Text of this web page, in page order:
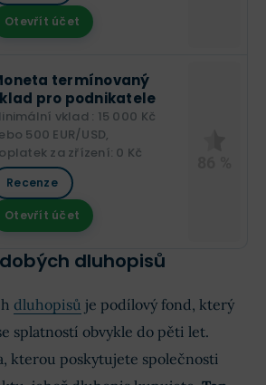
Otevřít účet
termínovaný
pro podnikatele
vklad : 15 000 Kč
500 EUR/USD,
za zřízení: 0 Kč
Recenze
Otevřít účet
dluhopisů
dluhopisů je podílový fond, který
splatností obvykle do pěti let.
kterou poskytujete společnosti